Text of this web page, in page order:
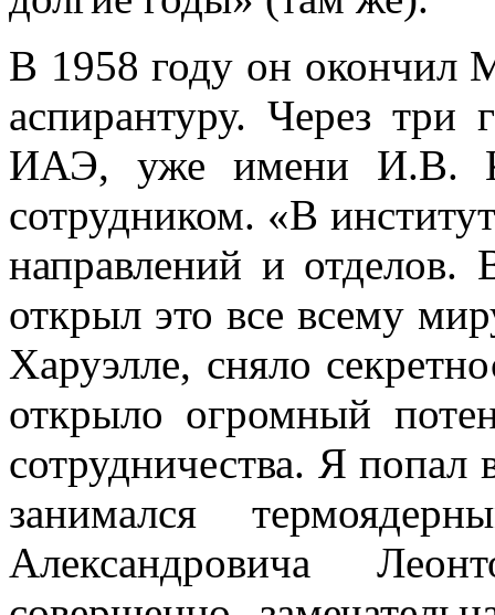
В 1958 году он окончил
аспирантуру. Через три
ИАЭ, уже имени И.В.
сотрудником. «В
направлений и отделов.
открыл это все всему
Харуэлле, сняло
открыло огромный
сотрудничества. Я попал
занимался
Александровича